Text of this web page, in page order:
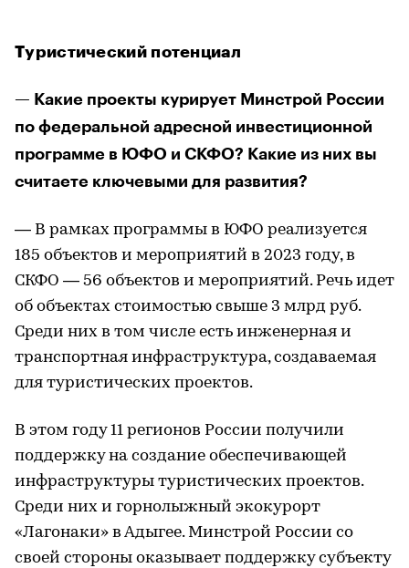
Туристический потенциал
— Какие проекты курирует Минстрой России
по федеральной адресной инвестиционной
программе в ЮФО и СКФО? Какие из них вы
считаете ключевыми для развития?
— В рамках программы в ЮФО реализуется
185 объектов и мероприятий в 2023 году, в
СКФО — 56 объектов и мероприятий. Речь идет
об объектах стоимостью свыше 3 млрд руб.
Среди них в том числе есть инженерная и
транспортная инфраструктура, создаваемая
для туристических проектов.
В этом году 11 регионов России получили
поддержку на создание обеспечивающей
инфраструктуры туристических проектов.
Среди них и горнолыжный экокурорт
«Лагонаки» в Адыгее. Минстрой России со
своей стороны оказывает поддержку субъекту